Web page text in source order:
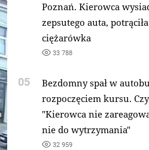
Poznań. Kierowca
zepsutego auta,
ciężarówka
33 788
05
Bezdomny spał w
rozpoczęciem kursu.
"Kierowca nie
nie do wytrzymania"
32 959